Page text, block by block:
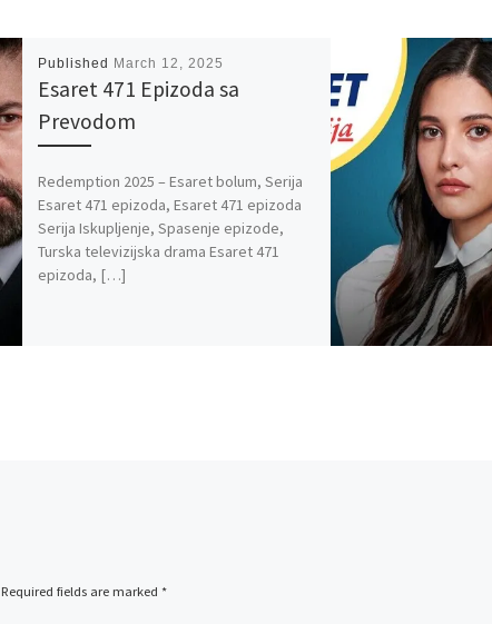
Published March 12, 2025
Esaret 471 Epizoda sa
Prevodom
Redemption 2025 – Esaret bolum, Serija
Esaret 471 epizoda, Esaret 471 epizoda
Serija Iskupljenje, Spasenje epizode,
Turska televizijska drama Esaret 471
epizoda, […]
Required fields are marked *